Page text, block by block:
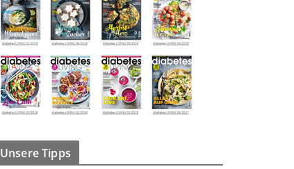
Unsere Tipps